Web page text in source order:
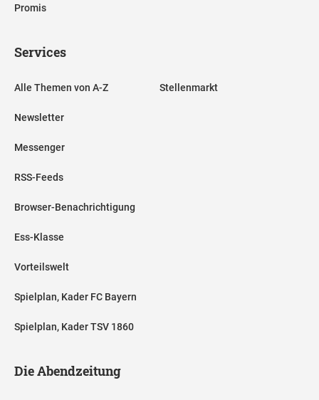
Promis
Services
Alle Themen von A-Z
Newsletter
Messenger
RSS-Feeds
Browser-Benachrichtigung
Ess-Klasse
Vorteilswelt
Spielplan, Kader FC Bayern
Spielplan, Kader TSV 1860
Stellenmarkt
Die Abendzeitung